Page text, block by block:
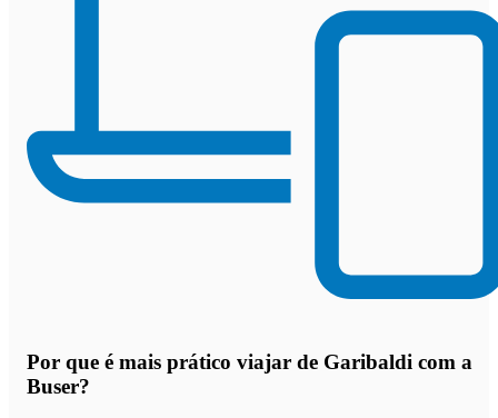
Por que é mais prático viajar de Garibaldi com a
Buser?